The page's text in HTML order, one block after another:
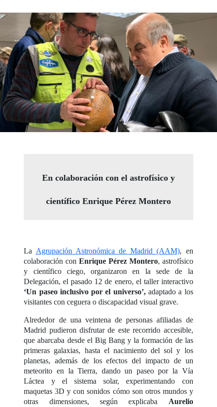
En colaboración con el astrofísico y
científico Enrique Pérez Montero
La Agrupación Astronómica de Madrid (AAM), en
colaboración conEnrique Pérez Montero, astrofísico
y científico ciego, organizaron en la sede de la
Delegación, el pasado 12 de enero, el taller interactivo
‘Un paseo inclusivo por el universo’,adaptado a los
visitantes con ceguera o discapacidad visual grave.
Alrededor de una veintena de personas afiliadas de
Madrid pudieron disfrutar de este recorrido accesible,
que abarcaba desde el Big Bang y la formación de las
primeras galaxias, hasta el nacimiento del sol y los
planetas, además de los efectos del impacto de un
meteorito en la Tierra, dando un paseo por la Vía
Láctea y el sistema solar, experimentando con
maquetas 3D y con sonidos cómo son otros mundos y
otras dimensiones, según explicaba Aurelio